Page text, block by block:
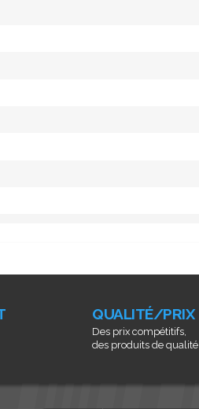
QUALITÉ/PRIX
Des prix compétitifs,
des produits de qualité